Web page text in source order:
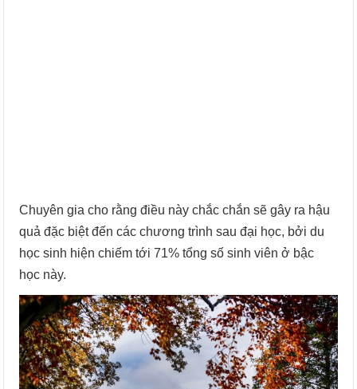
Chuyên gia cho rằng điều này chắc chắn sẽ gây ra hậu
quả đặc biệt đến các chương trình sau đại học, bởi du
học sinh hiện chiếm tới 71% tổng số sinh viên ở bậc
học này.